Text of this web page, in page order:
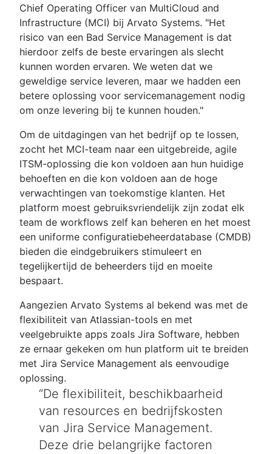
Chief Operating Officer van MultiCloud and
Infrastructure (MCI) bij Arvato Systems. "Het
risico van een Bad Service Management is dat
hierdoor zelfs de beste ervaringen als slecht
kunnen worden ervaren. We weten dat we
geweldige service leveren, maar we hadden een
betere oplossing voor servicemanagement nodig
om onze levering bij te kunnen houden."
Om de uitdagingen van het bedrijf op te lossen,
zocht het MCI-team naar een uitgebreide, agile
ITSM-oplossing die kon voldoen aan hun huidige
behoeften en die kon voldoen aan de hoge
verwachtingen van toekomstige klanten. Het
platform moest gebruiksvriendelijk zijn zodat elk
team de workflows zelf kan beheren en het moest
een uniforme configuratiebeheerdatabase (CMDB)
bieden die eindgebruikers stimuleert en
tegelijkertijd de beheerders tijd en moeite
bespaart.
Aangezien Arvato Systems al bekend was met de
flexibiliteit van Atlassian-tools en met
veelgebruikte apps zoals Jira Software, hebben
ze ernaar gekeken om hun platform uit te breiden
met Jira Service Management als eenvoudige
oplossing.
De flexibiliteit, beschikbaarheid
van resources en bedrijfskosten
van Jira Service Management.
Deze drie belangrijke factoren